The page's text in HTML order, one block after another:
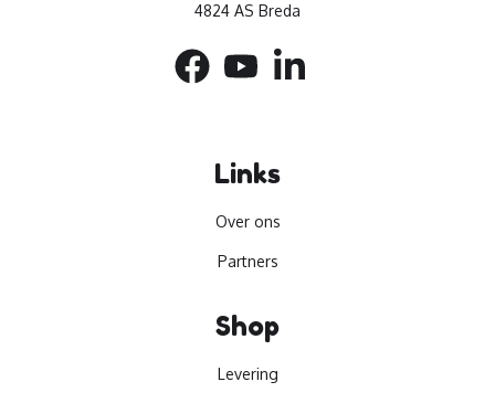
4824 AS Breda
Links
Over ons
Partners
Shop
Levering